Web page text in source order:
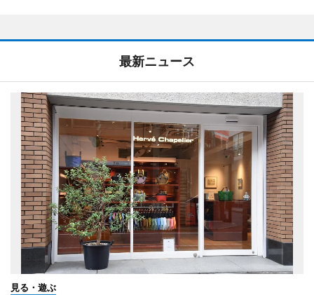
最新ニュース
見る・遊ぶ